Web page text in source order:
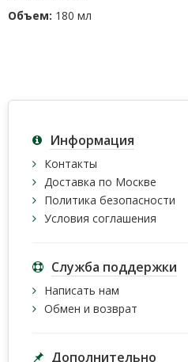
Объем: 180 мл
Информация
Контакты
Доставка по Москве
Политика безопасности
Условия соглашения
Служба поддержки
Написать нам
Обмен и возврат
Дополнительно